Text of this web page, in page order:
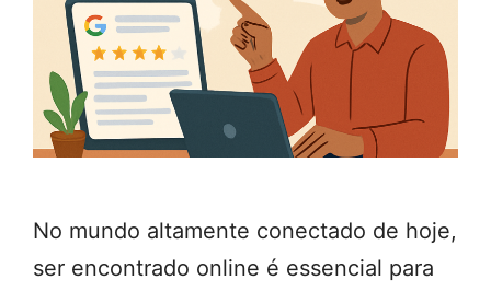
No mundo altamente conectado de hoje,
ser encontrado online é essencial para